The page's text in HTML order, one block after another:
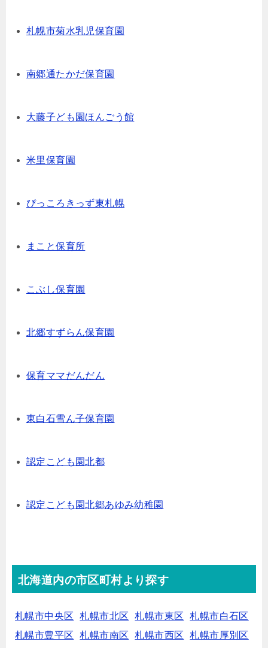
札幌市菊水乳児保育園
南郷通たかだ保育園
大藤子ども園ほんごう館
米里保育園
ぴっころきっず東札幌
まこと保育所
こぶし保育園
北郷すずらん保育園
保育ママだんだん
東白石雪ん子保育園
認定こども園北都
認定こども園北郷あゆみ幼稚園
北海道内の市区町村より探す
札幌市中央区 札幌市北区 札幌市東区
札幌市白石区
札幌市豊平区
札幌市南区 札幌市西区
札幌市厚別区